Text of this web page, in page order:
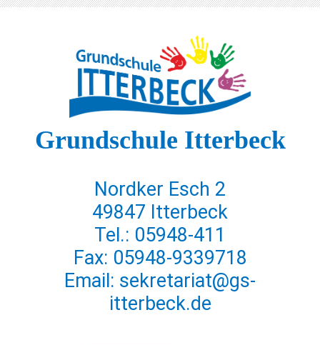
Grundschule Itterbeck
Nordker Esch 2
49847 Itterbeck
Tel.: 05948-411
Fax: 05948-9339718
Email: sekretariat@gs-
itterbeck.de